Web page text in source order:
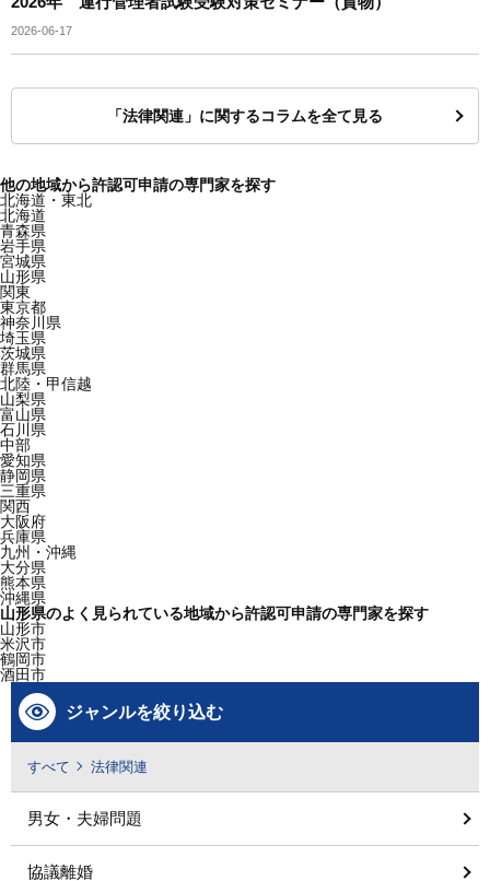
2026-06-17
「法律関連」に関するコラムを全て見る
他の地域から許認可申請の専門家を探す
北海道・東北
北海道
青森県
岩手県
宮城県
山形県
関東
東京都
神奈川県
埼玉県
茨城県
群馬県
北陸・甲信越
山梨県
富山県
石川県
中部
愛知県
静岡県
三重県
関西
大阪府
兵庫県
九州・沖縄
大分県
熊本県
沖縄県
山形県のよく見られている地域から許認可申請の専門家を探す
山形市
米沢市
鶴岡市
酒田市
ジャンルを絞り込む
すべて 法律関連
男女・夫婦問題
協議離婚